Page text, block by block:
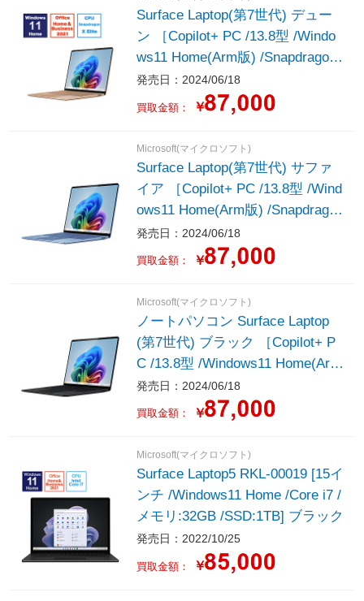
Surface Laptop(第7世代) デュー
ン ［Copilot+ PC /13.8型 /Windo
ws11 Home(Arm版) /Snapdragon
X Elite /メモリ：16GB /SSD：1T
B /M365 (24か月) or Office 選択
発売日：2024/06/18
買取金額： ￥
Microsoft(マイクロソフト)
Surface Laptop(第7世代) サファ
イア ［Copilot+ PC /13.8型 /Wind
ows11 Home(Arm版) /Snapdragon
X Elite /メモリ：16GB /SSD：1T
B /M365 (24か月) or Office 選択
可能 /2024年6月モデル］
発売日：2024/06/18
買取金額： ￥
Microsoft(マイクロソフト)
ノートパソコン Surface Laptop
(第7世代) ブラック ［Copilot+ P
C /13.8型 /Windows11 Home(Arm
版) /Snapdragon X Elite /メモリ：
16GB /SSD：1TB /M365 (24か月)
or Office 選択可能 /2024年6月モ
デル］
発売日：2024/06/18
買取金額： ￥
Microsoft(マイクロソフト)
Surface Laptop5 RKL-00019 [15イ
ンチ /Windows11 Home /Core i7 /
メモリ:32GB /SSD:1TB] ブラック
発売日：2022/10/25
買取金額： ￥